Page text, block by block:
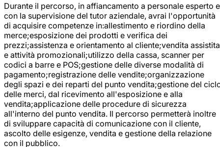
Durante il percorso, in affiancamento a personale esperto e
con la supervisione del tutor aziendale, avrai l'opportunità
di acquisire competenze in:allestimento e riordino della
merce;esposizione dei prodotti e verifica dei
prezzi;assistenza e orientamento al cliente;vendita assistita
e attività promozionali;utilizzo della cassa, scanner per
codici a barre e POS;gestione delle diverse modalità di
pagamento;registrazione delle vendite;organizzazione
degli spazi e dei reparti del punto vendita;gestione del
delle merci, dal ricevimento all'esposizione e alla
vendita;applicazione delle procedure di sicurezza
all'interno del punto vendita. Il percorso permetterà inoltre
di sviluppare capacità di comunicazione con il cliente,
ascolto delle esigenze, vendita e gestione della relazione
con il pubblico.